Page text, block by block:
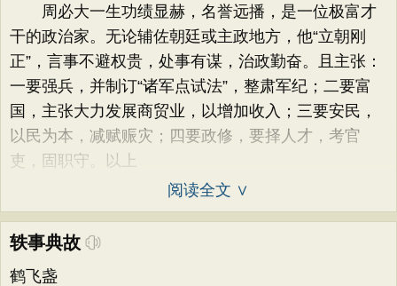
周必大一生功绩显赫，名誉远播，是一位极富才
干的政治家。无论辅佐朝廷或主政地方，他“立朝刚
正”，言事不避权贵，处事有谋，治政勤奋。且主张：
一要强兵，并制订“诸军点试法”，整肃军纪；二要富
国，主张大力发展商贸业，以增加收入；三要安民，
以民为本，减赋赈灾；四要政修，要择人才，考官
吏，固职守。以上
阅读全文 ∨
轶事典故
鹤飞盏